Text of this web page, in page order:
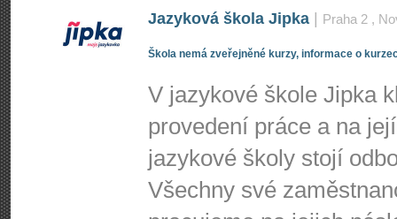
Jazyková škola Jipka Praha 2 ,
Škola nemá zveřejněné kurzy, informace o
V jazykové škole Jipka
provedení práce a na
jazykové školy stojí
Všechny své